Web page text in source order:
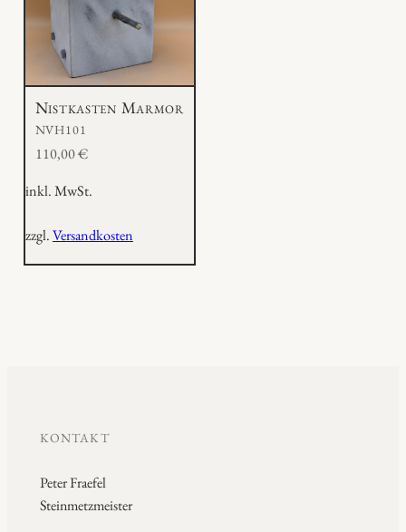
Nistkasten Marmor
NVH101
110,00€
inkl. MwSt.
zzgl.Versandkosten
KONTAKT
Peter Fraefel
Steinmetzmeister